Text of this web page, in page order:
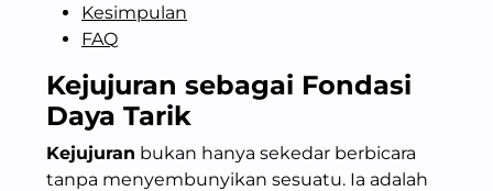
Kesimpulan
FAQ
Kejujuran sebagai Fondasi
Daya Tarik
Kejujuran bukan hanya sekedar berbicara
tanpa menyembunyikan sesuatu. Ia adalah